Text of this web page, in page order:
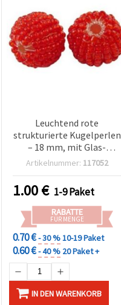
Leuchtend rote
strukturierte Kugelperlen
– 18 mm, mit Glas-
Rocailles überzogen,
Artikelnummer: 117052
1.00€ 1-9 Paket
RABATTE
FÜR MENGE
0.70 €- 30 %10-19 Paket
0.60 €- 40 % 20 Paket +
IN DEN WARENKORB